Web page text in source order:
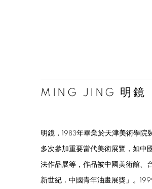
MING JING 明鏡
明鏡，1983年畢業於天津美術學院
多次參加重要當代美術展覽，如中
法作品展等，作品被中國美術館、
新世紀．中國青年油畫展獎」。